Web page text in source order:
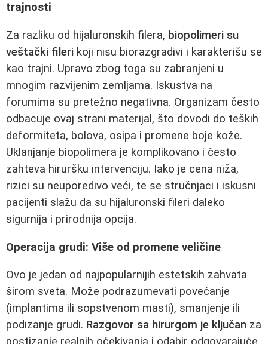
trajnosti
Za razliku od hijaluronskih filera, biopolimeri su
veštački fileri koji nisu biorazgradivi i karakterišu se
kao trajni. Upravo zbog toga su zabranjeni u
mnogim razvijenim zemljama. Iskustva na
forumima su pretežno negativna. Organizam često
odbacuje ovaj strani materijal, što dovodi do teških
deformiteta, bolova, osipa i promene boje kože.
Uklanjanje biopolimera je komplikovano i često
zahteva hiruršku intervenciju. Iako je cena niža,
rizici su neuporedivo veći, te se stručnjaci i iskusni
pacijenti slažu da su hijaluronski fileri daleko
sigurnija i prirodnija opcija.
Operacija grudi: Više od promene veličine
Ovo je jedan od najpopularnijih estetskih zahvata
širom sveta. Može podrazumevati povećanje
(implantima ili sopstvenom masti), smanjenje ili
podizanje grudi. Razgovor sa hirurgom je ključan za